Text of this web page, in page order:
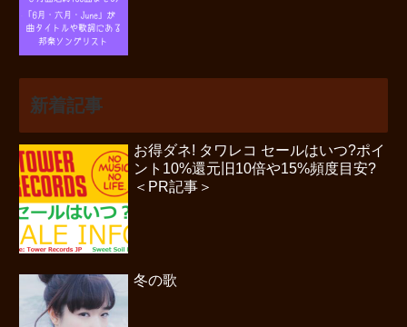
新着記事
お得ダネ! タワレコ セールはいつ?ポイ
ント10%還元旧10倍や15%頻度目安?
＜PR記事＞
冬の歌